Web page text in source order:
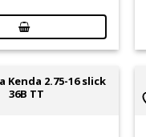
Kenda 2.75-16 slick
36B TT